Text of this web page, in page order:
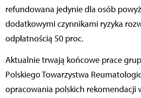
refundowana jedynie dla osób
dodatkowymi czynnikami ryzyka
odpłatnością 50 proc.
Aktualnie trwają końcowe prace
Polskiego Towarzystwa
opracowania polskich rekomendacji